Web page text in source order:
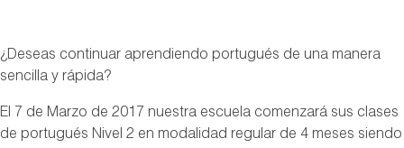
¿Deseas continuar aprendiendo portugués de una manera
sencilla y rápida?
El 7 de Marzo de 2017 nuestra escuela comenzará sus clases
de portugués Nivel 2 en modalidad regular de 4 meses siendo